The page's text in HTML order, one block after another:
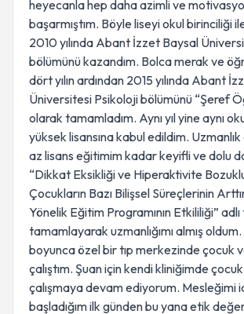
heyecanla hep daha azimli ve
başarmıştım. Böyle liseyi okul birinciliği
2010 yılında Abant İzzet Baysal
bölümünü kazandım. Bolca merak ve
dört yılın ardından 2015 yılında Abant
Üniversitesi Psikoloji bölümünü “Şeref
olarak tamamladım. Aynı yıl yine aynı
yüksek lisansına kabul edildim.
az lisans eğitimim kadar keyifli ve dolu
“Dikkat Eksikliği ve Hiperaktivite
Çocukların Bazı Bilişsel Süreçlerinin
Yönelik Eğitim Programının Etkililiği”
tamamlayarak uzmanlığımı almış oldum.
boyunca özel bir tıp merkezinde çocuk
çalıştım. Şuan için kendi kliniğimde
çalışmaya devam ediyorum. Mesleğimi
başladığım ilk günden bu yana etik